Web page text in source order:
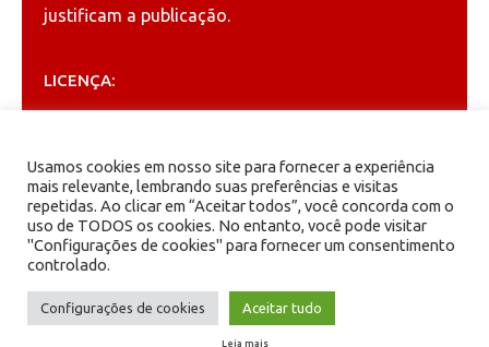
justificam a publicação.
LICENÇA:
Creative Commons
ARQUIVOS
Arquivos
Usamos cookies em nosso site para fornecer a experiência
mais relevante, lembrando suas preferências e visitas
repetidas. Ao clicar em “Aceitar todos”, você concorda com o
uso de TODOS os cookies. No entanto, você pode visitar
"Configurações de cookies" para fornecer um consentimento
controlado.
Configurações de cookies Aceitar tudo
Leia mais